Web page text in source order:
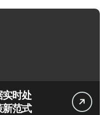
时处
范式